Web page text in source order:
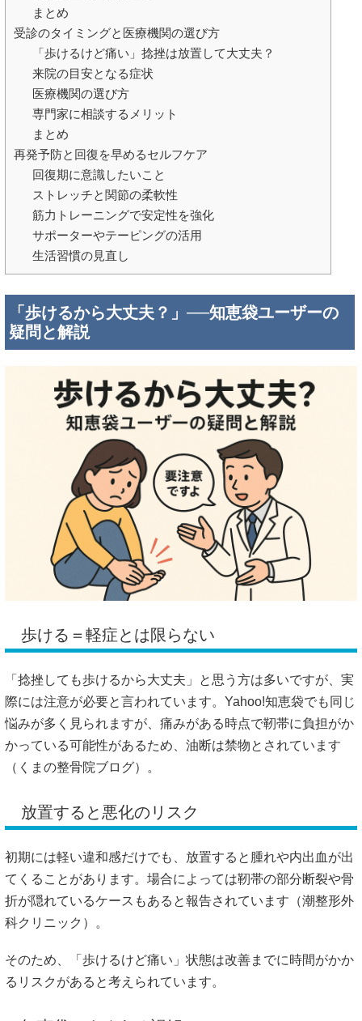
まとめ
受診のタイミングと医療機関の選び方
「歩けるけど痛い」捻挫は放置して大丈夫？
来院の目安となる症状
医療機関の選び方
専門家に相談するメリット
まとめ
再発予防と回復を早めるセルフケア
回復期に意識したいこと
ストレッチと関節の柔軟性
筋力トレーニングで安定性を強化
サポーターやテーピングの活用
生活習慣の見直し
「歩けるから大丈夫？」──知恵袋ユーザーの
疑問と解説
歩ける＝軽症とは限らない
「捻挫しても歩けるから大丈夫」と思う方は多いですが、実
際には注意が必要と言われています。Yahoo!知恵袋でも同じ
悩みが多く見られますが、痛みがある時点で靭帯に負担がか
かっている可能性があるため、油断は禁物とされています
（ くまの整骨院ブログ）。
放置すると悪化のリスク
初期には軽い違和感だけでも、放置すると腫れや内出血が出
てくることがあります。場合によっては靭帯の部分断裂や骨
折が隠れているケースもあると報告されています（潮整形外
科クリニック ）。
そのため、「歩けるけど痛い」状態は改善までに時間がかか
るリスクがあると考えられています。